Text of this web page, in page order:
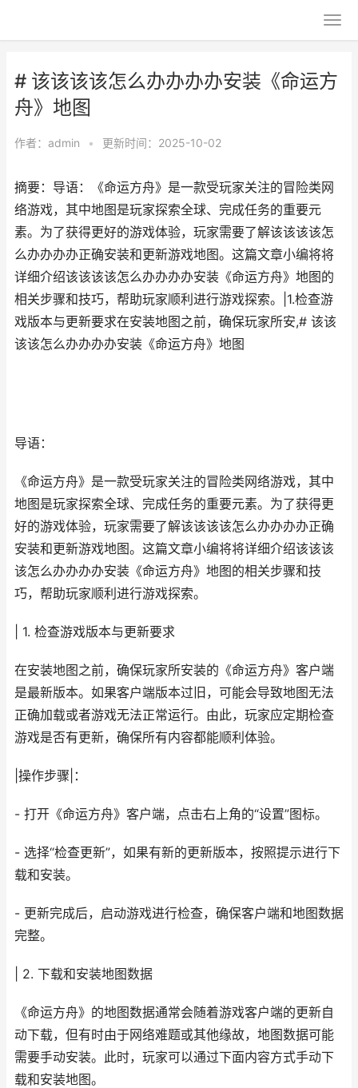
# 该该该该怎么办办办办安装《命运方
舟》地图
作者： admin • 更新时间：2025-10-02
摘要：导语：《命运方舟》是一款受玩家关注的冒险类网
络游戏，其中地图是玩家探索全球、完成任务的重要元
素。为了获得更好的游戏体验，玩家需要了解该该该该怎
么办办办办正确安装和更新游戏地图。这篇文章小编将将
详细介绍该该该该怎么办办办办安装《命运方舟》地图的
相关步骤和技巧，帮助玩家顺利进行游戏探索。|1.检查游
戏版本与更新要求在安装地图之前，确保玩家所安,# 该该
该该怎么办办办办安装《命运方舟》地图
导语：
《命运方舟》是一款受玩家关注的冒险类网络游戏，其中
地图是玩家探索全球、完成任务的重要元素。为了获得更
好的游戏体验，玩家需要了解该该该该怎么办办办办正确
安装和更新游戏地图。这篇文章小编将将详细介绍该该该
该怎么办办办办安装《命运方舟》地图的相关步骤和技
巧，帮助玩家顺利进行游戏探索。
| 1. 检查游戏版本与更新要求
在安装地图之前，确保玩家所安装的《命运方舟》客户端
是最新版本。如果客户端版本过旧，可能会导致地图无法
正确加载或者游戏无法正常运行。由此，玩家应定期检查
游戏是否有更新，确保所有内容都能顺利体验。
|操作步骤|：
- 打开《命运方舟》客户端，点击右上角的“设置”图标。
- 选择“检查更新”，如果有新的更新版本，按照提示进行下
载和安装。
- 更新完成后，启动游戏进行检查，确保客户端和地图数据
完整。
| 2. 下载和安装地图数据
《命运方舟》的地图数据通常会随着游戏客户端的更新自
动下载，但有时由于网络难题或其他缘故，地图数据可能
需要手动安装。此时，玩家可以通过下面内容方式手动下
载和安装地图。